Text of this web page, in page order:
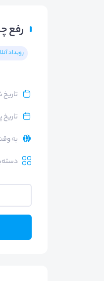
رفع
رویداد
تاریخ
به